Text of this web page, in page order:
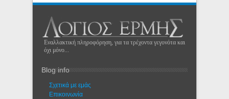
Εναλλακτική πληροφόρηση, για τα τρέχοντα γεγονότα και
όχι μόνο...
Blog info
Σχετικά με εμάς
Eπικοινωνία